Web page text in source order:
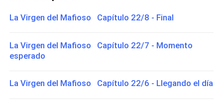
La Virgen del Mafioso Capítulo 22/8 - Final
La Virgen del Mafioso Capítulo 22/7 - Momento
esperado
La Virgen del Mafioso Capítulo 22/6 - Llegando el día